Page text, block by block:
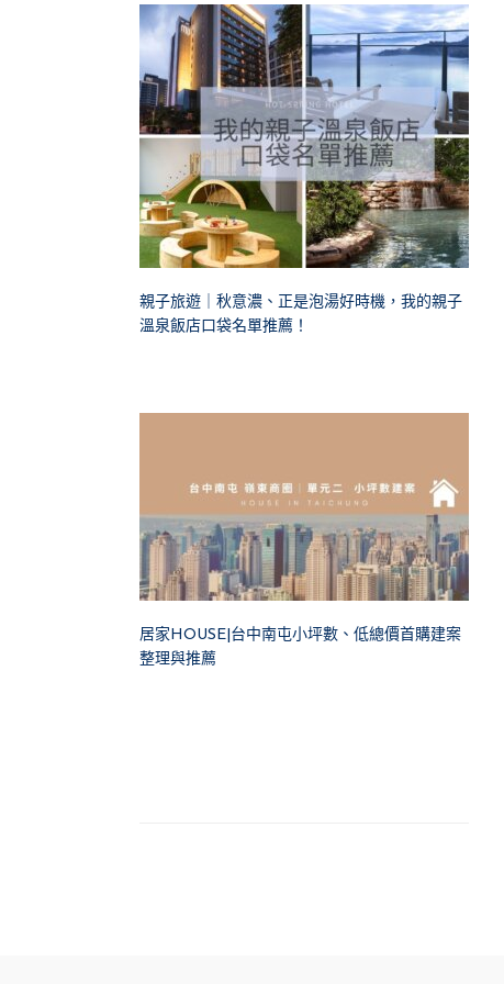
親子旅遊｜秋意濃、正是泡湯好時機，我的親子
溫泉飯店口袋名單推薦！
居家HOUSE|台中南屯小坪數、低總價首購建案
整理與推薦